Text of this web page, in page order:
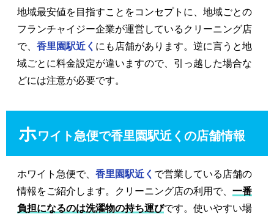
地域最安値を目指すことをコンセプトに、地域ごとの
フランチャイジー企業が運営しているクリーニング店
で、 香里園駅近く にも店舗があります。逆に言うと地
域ごとに料金設定が違いますので、引っ越した場合な
どには注意が必要です。
ホワイト急便で香里園駅近くの店舗情報
ホワイト急便で、 香里園駅近く で営業している店舗の
情報をご紹介します。クリーニング店の利用で、 一番
負担になるのは洗濯物の持ち運びです。使いやすい場